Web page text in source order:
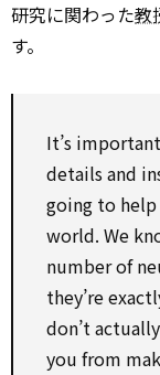
研究に関わった教
す。
It’s
details and
going to help
world. We
number of
they’re
don’tactually
you from